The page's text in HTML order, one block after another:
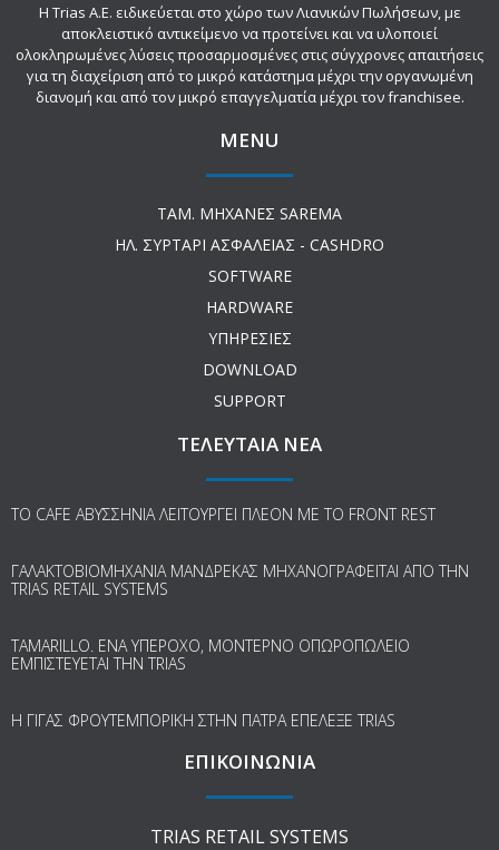
Η Trias Α.Ε. ειδικεύεται στο χώρο των Λιανικών Πωλήσεων, με
αποκλειστικό αντικείμενο να προτείνει και να υλοποιεί
ολοκληρωμένες λύσεις προσαρμοσμένες στις σύγχρονες απαιτήσεις
για τη διαχείριση από το μικρό κατάστημα μέχρι την οργανωμένη
διανομή και από τον μικρό επαγγελματία μέχρι τον franchisee.
MENU
ΤΑΜ. ΜΗΧΑΝΕΣ SAREMA
ΗΛ. ΣΥΡΤΑΡΙ ΑΣΦΑΛΕΙΑΣ - CASHDRO
SOFTWARE
HARDWARE
ΥΠΗΡΕΣΙΕΣ
DOWNLOAD
SUPPORT
ΤΕΛΕΥΤΑΙΑ ΝΕΑ
ΤΟ CAFE ΑΒΥΣΣΗΝΙΑ ΛΕΙΤΟΥΡΓΕΙ ΠΛΕΟΝ ΜΕ ΤΟ FRONT REST
ΓΑΛΑΚΤΟΒΙΟΜΗΧΑΝΙΑ ΜΑΝΔΡΕΚΑΣ ΜΗΧΑΝΟΓΡΑΦΕΙΤΑΙ ΑΠΟ ΤΗΝ
TRIAS RETAIL SYSTEMS
TAMARILLO. ΕΝΑ ΥΠΕΡΟΧΟ, ΜΟΝΤΕΡΝΟ ΟΠΩΡΟΠΩΛΕΙΟ
ΕΜΠΙΣΤΕΥΕΤΑΙ ΤΗΝ TRIAS
Η ΓΙΓΑΣ ΦΡΟΥΤΕΜΠΟΡΙΚΗ ΣΤΗΝ ΠΑΤΡΑ ΕΠΕΛΕΞΕ TRIAS
ΕΠΙΚΟΙΝΩΝΙΑ
TRIAS RETAIL SYSTEMS